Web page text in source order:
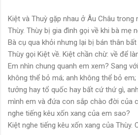
Kiệt và Thuỳ gặp nhau ở Âu Châu
Thùy. Thùy bị gia đình gọi về khi bà mẹ
Bà cụ qua khỏi nhưng lại bị bán thân
Thùy gọi Kiệt về. Kiệt chần chừ: về để
Em nhìn chung quanh em xem? Sang
không thể bỏ má; anh không thể bỏ
tưởng hay tổ quốc hay bất cứ thứ gì,
mình em và đứa con sắp chào đời của
nghe tiếng kêu xốn xang của em sao?
Kiệt nghe tiếng kêu xốn xang của Thùy.